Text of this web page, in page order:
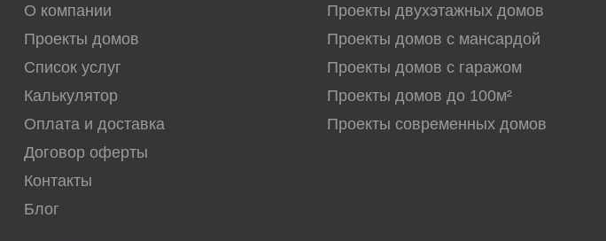
О компании
Проекты домов
Список услуг
Калькулятор
Оплата и доставка
Договор оферты
Контакты
Блог
Проекты двухэтажных домов
Проекты домов с мансардой
Проекты домов с гаражом
Проекты домов до 100м²
Проекты современных домов